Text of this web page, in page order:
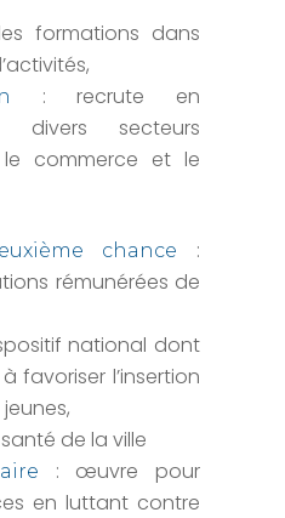
formations dans
: recrute en
divers secteurs
commerce et le
chance :
rémunérées de
national dont
favoriser l’insertion
de la ville
: œuvre pour
en luttant contre